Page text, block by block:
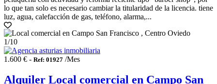
lo que tan solo es necesario cambiar la titularidad de la licencia. tiene
luz, agua, calefacción de gas, teléfono, alarma,...
1/10
1.600 € - Ref: 01927 /Mes
Alquiler Local comercial en Campo San